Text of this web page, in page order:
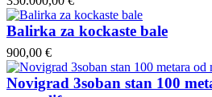
Balirka za kockaste bale
900,00 €
Novigrad 3soban stan 100